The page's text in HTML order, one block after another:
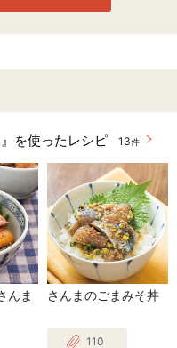
を使ったレシピ 13件
んま
さんまのごまみそ丼
110